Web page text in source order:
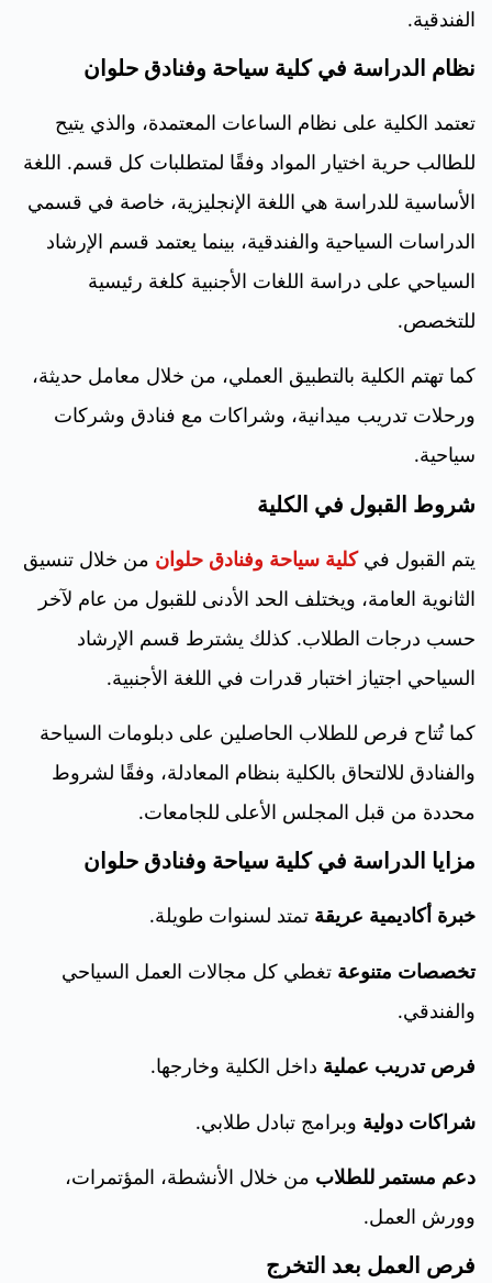
الفندقية.
نظام الدراسة في كلية سياحة وفنادق حلوان
تعتمد الكلية على نظام الساعات المعتمدة، والذي يتيح
للطالب حرية اختيار المواد وفقًا لمتطلبات كل قسم. اللغة
الأساسية للدراسة هي اللغة الإنجليزية، خاصة في قسمي
الدراسات السياحية والفندقية، بينما يعتمد قسم الإرشاد
السياحي على دراسة اللغات الأجنبية كلغة رئيسية
للتخصص.
كما تهتم الكلية بالتطبيق العملي، من خلال معامل حديثة،
ورحلات تدريب ميدانية، وشراكات مع فنادق وشركات
سياحية.
شروط القبول في الكلية
يتم القبول فيكلية سياحة وفنادق حلوان من خلال تنسيق
الثانوية العامة، ويختلف الحد الأدنى للقبول من عام لآخر
حسب درجات الطلاب. كذلك يشترط قسم الإرشاد
السياحي اجتياز اختبار قدرات في اللغة الأجنبية.
كما تُتاح فرص للطلاب الحاصلين على دبلومات السياحة
والفنادق للالتحاق بالكلية بنظام المعادلة، وفقًا لشروط
محددة من قبل المجلس الأعلى للجامعات.
مزايا الدراسة في كلية سياحة وفنادق حلوان
خبرة أكاديمية عريقة تمتد لسنوات طويلة.
تخصصات متنوعة تغطي كل مجالات العمل السياحي
والفندقي.
فرص تدريب عملية داخل الكلية وخارجها.
شراكات دولية وبرامج تبادل طلابي.
دعم مستمر للطلاب من خلال الأنشطة، المؤتمرات،
وورش العمل.
فرص العمل بعد التخرج